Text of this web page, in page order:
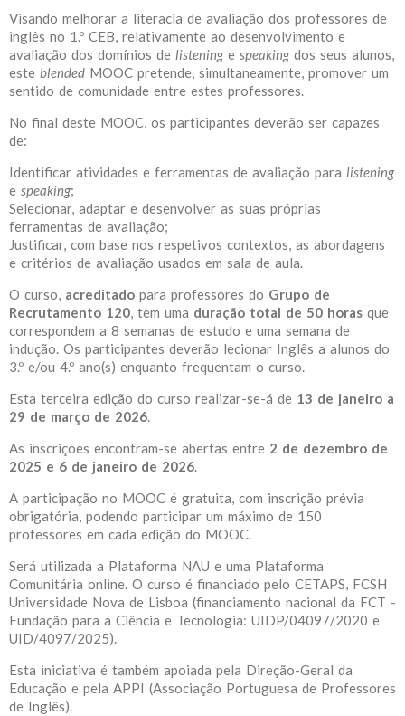
Visando melhorar a literacia de avaliação dos professores de
inglês no 1.º CEB, relativamente ao desenvolvimento e
avaliação dos domínios de listening e speaking dos seus alunos,
este blended MOOC pretende, simultaneamente, promover um
sentido de comunidade entre estes professores.
No final deste MOOC, os participantes deverão ser capazes
de:
Identificar atividades e ferramentas de avaliação para listening
e speaking;
Selecionar, adaptar e desenvolver as suas próprias
ferramentas de avaliação;
Justificar, com base nos respetivos contextos, as abordagens
e critérios de avaliação usados em sala de aula.
O curso, acreditado para professores do Grupo de
Recrutamento 120, tem uma duração total de 50 horas que
correspondem a 8 semanas de estudo e uma semana de
indução. Os participantes deverão lecionar Inglês a alunos do
3.º e/ou 4.º ano(s) enquanto frequentam o curso.
Esta terceira edição do curso realizar-se-á de 13 de janeiro a
29 de março de 2026.
As inscrições encontram-se abertas entre 2 de dezembro de
2025 e 6 de janeiro de 2026.
A participação no MOOC é gratuita, com inscrição prévia
obrigatória, podendo participar um máximo de 150
professores em cada edição do MOOC.
Será utilizada a Plataforma NAU e uma Plataforma
Comunitária online. O curso é financiado pelo CETAPS, FCSH
Universidade Nova de Lisboa (financiamento nacional da FCT -
Fundação para a Ciência e Tecnologia: UIDP/04097/2020 e
UID/4097/2025).
Esta iniciativa é também apoiada pela Direção-Geral da
Educação e pela APPI (Associação Portuguesa de Professores
de Inglês).